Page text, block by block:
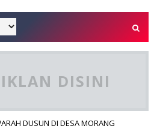
DISINI
DUSUN DI DESA MORANG